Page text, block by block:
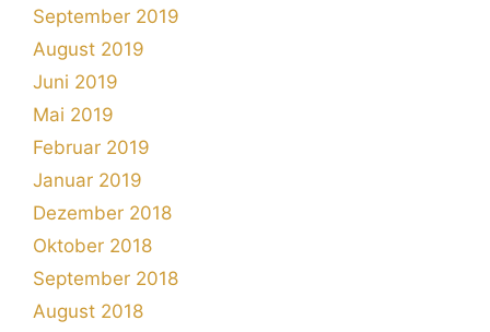
September 2019
August 2019
Juni 2019
Mai 2019
Februar 2019
Januar 2019
Dezember 2018
Oktober 2018
September 2018
August 2018